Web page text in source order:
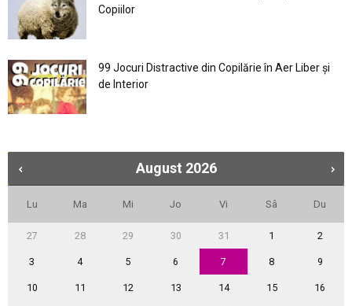
Copiilor
99 Jocuri Distractive din Copilărie în Aer Liber şi
de Interior
August 2026
Lu Ma Mi Jo Vi Sâ Du
27 28 29 30 31 1 2
3 4 5 6 7 8 9
10 11 12 13 14 15 16